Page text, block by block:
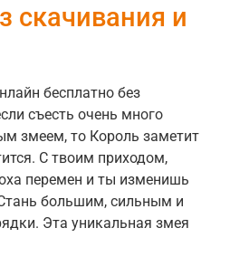
скачивания и
бесплатно без
съесть очень много
змеем, то Король заметит
С твоим приходом,
перемен и ты изменишь
большим, сильным и
Эта уникальная змея